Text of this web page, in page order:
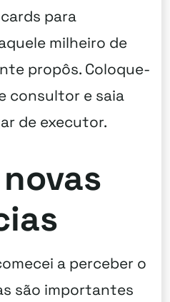
para
milheiro de
propôs. Coloque-
consultor e saia
de executor.
a perceber o
são importantes